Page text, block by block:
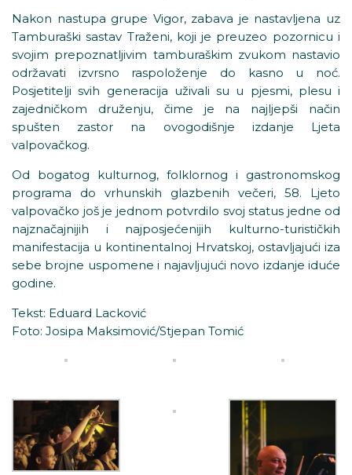
Nakon nastupa grupe Vigor, zabava je nastavljena uz
Tamburaški sastav Traženi, koji je preuzeo pozornicu i
svojim prepoznatljivim tamburaškim zvukom nastavio
održavati izvrsno raspoloženje do kasno u noć.
Posjetitelji svih generacija uživali su u pjesmi, plesu i
zajedničkom druženju, čime je na najljepši način
spušten zastor na ovogodišnje izdanje Ljeta
valpovačkog.
Od bogatog kulturnog, folklornog i gastronomskog
programa do vrhunskih glazbenih večeri, 58. Ljeto
valpovačko još je jednom potvrdilo svoj status jedne od
najznačajnijih i najposjećenijih kulturno-turističkih
manifestacija u kontinentalnoj Hrvatskoj, ostavljajući iza
sebe brojne uspomene i najavljujući novo izdanje iduće
godine.
Tekst: Eduard Lacković
Foto: Josipa Maksimović/Stjepan Tomić